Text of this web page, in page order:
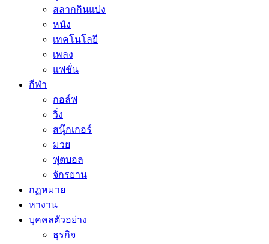
สลากกินแบ่ง
หนัง
เทคโนโลยี
เพลง
แฟชั่น
กีฬา
กอล์ฟ
วิ่ง
สนุ๊กเกอร์
มวย
ฟุตบอล
จักรยาน
กฏหมาย
หางาน
บุคคลตัวอย่าง
ธุรกิจ